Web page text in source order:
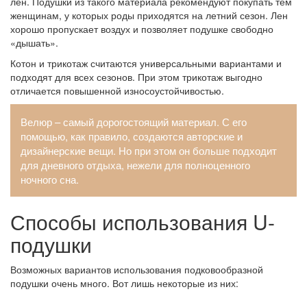
женщинам, у которых роды приходятся на летний сезон. Лен
хорошо пропускает воздух и позволяет подушке свободно
«дышать».
Котон и трикотаж считаются универсальными вариантами и
подходят для всех сезонов. При этом трикотаж выгодно
отличается повышенной износоустойчивостью.
Велюр – самый дорогостоящий материал. С его
помощью, как правило, создаются авторские и
дизайнерские вещи. Но при этом он больше подходит
для дневного отдыха, нежели для полноценного
ночного сна.
Способы использования U-
подушки
Возможных вариантов использования подковообразной
подушки очень много. Вот лишь некоторые из них: